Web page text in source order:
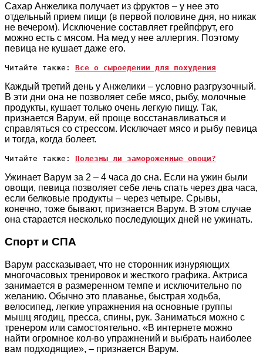
Сахар Анжелика получает из фруктов – у нее это
отдельный прием пищи (в первой половине дня, но никак
не вечером). Исключение составляет грейпфрут, его
можно есть с мясом. На мед у нее аллергия. Поэтому
певица не кушает даже его.
Читайте также: Все о сыроедении для похудения
Каждый третий день у Анжелики – условно разгрузочный.
В эти дни она не позволяет себе мясо, рыбу, молочные
продукты, кушает только очень легкую пищу. Так,
признается Варум, ей проще восстанавливаться и
справляться со стрессом. Исключает мясо и рыбу певица
и тогда, когда болеет.
Читайте также: Полезны ли замороженные овощи?
Ужинает Варум за 2 – 4 часа до сна. Если на ужин были
овощи, певица позволяет себе лечь спать через два часа,
если белковые продукты – через четыре. Срывы,
конечно, тоже бывают, признается Варум. В этом случае
она старается несколько последующих дней не ужинать.
Спорт и СПА
Варум рассказывает, что не сторонник изнуряющих
многочасовых тренировок и жесткого графика. Актриса
занимается в размеренном темпе и исключительно по
желанию. Обычно это плаванье, быстрая ходьба,
велосипед, легкие упражнения на основные группы
мышц ягодиц, пресса, спины, рук. Заниматься можно с
тренером или самостоятельно. «В интернете можно
найти огромное кол-во упражнений и выбрать наиболее
вам подходящие», – признается Варум.